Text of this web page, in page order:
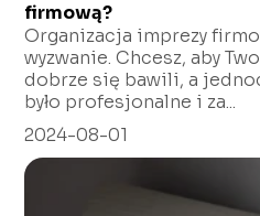
firmową?
Organizacja imprezy
wyzwanie. Chcesz, aby
dobrze się bawili, a
było profesjonalne i za...
2024-08-01